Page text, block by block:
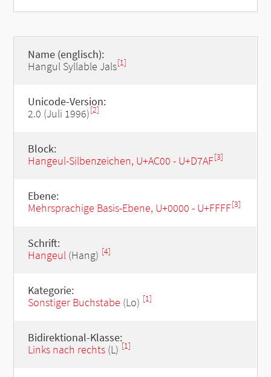
Name (englisch):
Hangul Syllable Jals[1]
Unicode-Version:
2.0 (Juli 1996)[2]
Block:
Hangeul-Silbenzeichen, U+AC00 - U+D7AF[3]
Ebene:
Mehrsprachige Basis-Ebene, U+0000 - U+FFFF[3]
Schrift:
Hangeul(Hang) [4]
Kategorie:
Sonstiger Buchstabe (Lo) [1]
Bidirektional-Klasse:
Links nach rechts(L) [1]